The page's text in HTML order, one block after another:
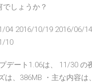
しょうか？
04 2016/10/19 2016/06/
10
デート1.06は、 11/30 の
は、386MB ・主な内容は